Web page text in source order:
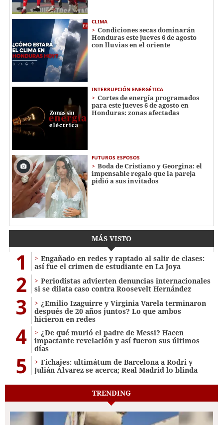
CLIMA
Condiciones secas dominarán
Honduras este jueves 6 de agosto
con lluvias en el oriente
INTERRUPCIÓN ENERGÉTICA
Cortes de energía programados
para este jueves 6 de agosto en
Honduras: zonas afectadas
FUTUROS ESPOSOS
Boda de Cristiano y Georgina: el
impensable regalo que la pareja
pidió a sus invitados
MÁS VISTO
1
Engañado en redes y raptado al salir de clases:
así fue el crimen de estudiante en La Joya
2
Periodistas advierten denuncias internacionales
si se dilata caso contra Roosevelt Hernández
3
¿Emilio Izaguirre y Virginia Varela terminaron
después de 20 años juntos? Lo que ambos
hicieron en redes
4
¿De qué murió el padre de Messi? Hacen
impactante revelación y así fueron sus últimos
días
5
Fichajes: ultimátum de Barcelona a Rodri y
Julián Álvarez se acerca; Real Madrid lo blinda
TRENDING